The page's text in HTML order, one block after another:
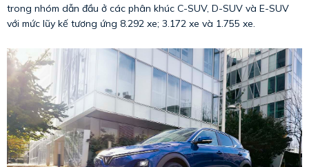
trong nhóm dẫn đầu ở các phân khúc C-SUV, D-SUV và E-SUV
với mức lũy kế tương ứng 8.292 xe; 3.172 xe và 1.755 xe.